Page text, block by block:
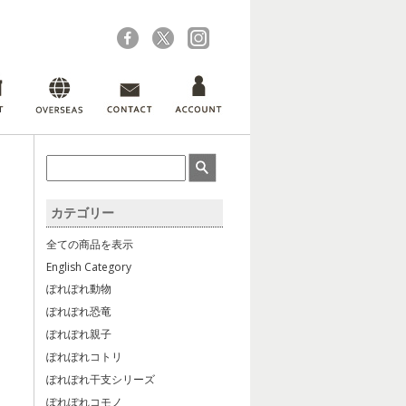
カテゴリー
全ての商品を表示
English Category
ぽれぽれ動物
ぽれぽれ恐竜
ぽれぽれ親子
ぽれぽれコトリ
ぽれぽれ干支シリーズ
ぽれぽれコモノ